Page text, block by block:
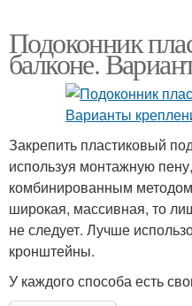
Подоконник
балконе.
Закрепить пластиковый
используя монтажную
комбинированным
широкая, массивная, то
не следует. Лучше
кронштейны.
У каждого способа есть